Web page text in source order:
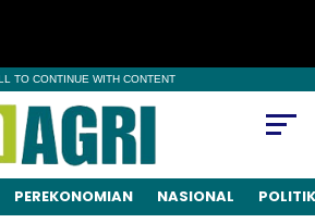
TO CONTINUE WITH CONTENT
PEREKONOMIAN NASIONAL POLITIK